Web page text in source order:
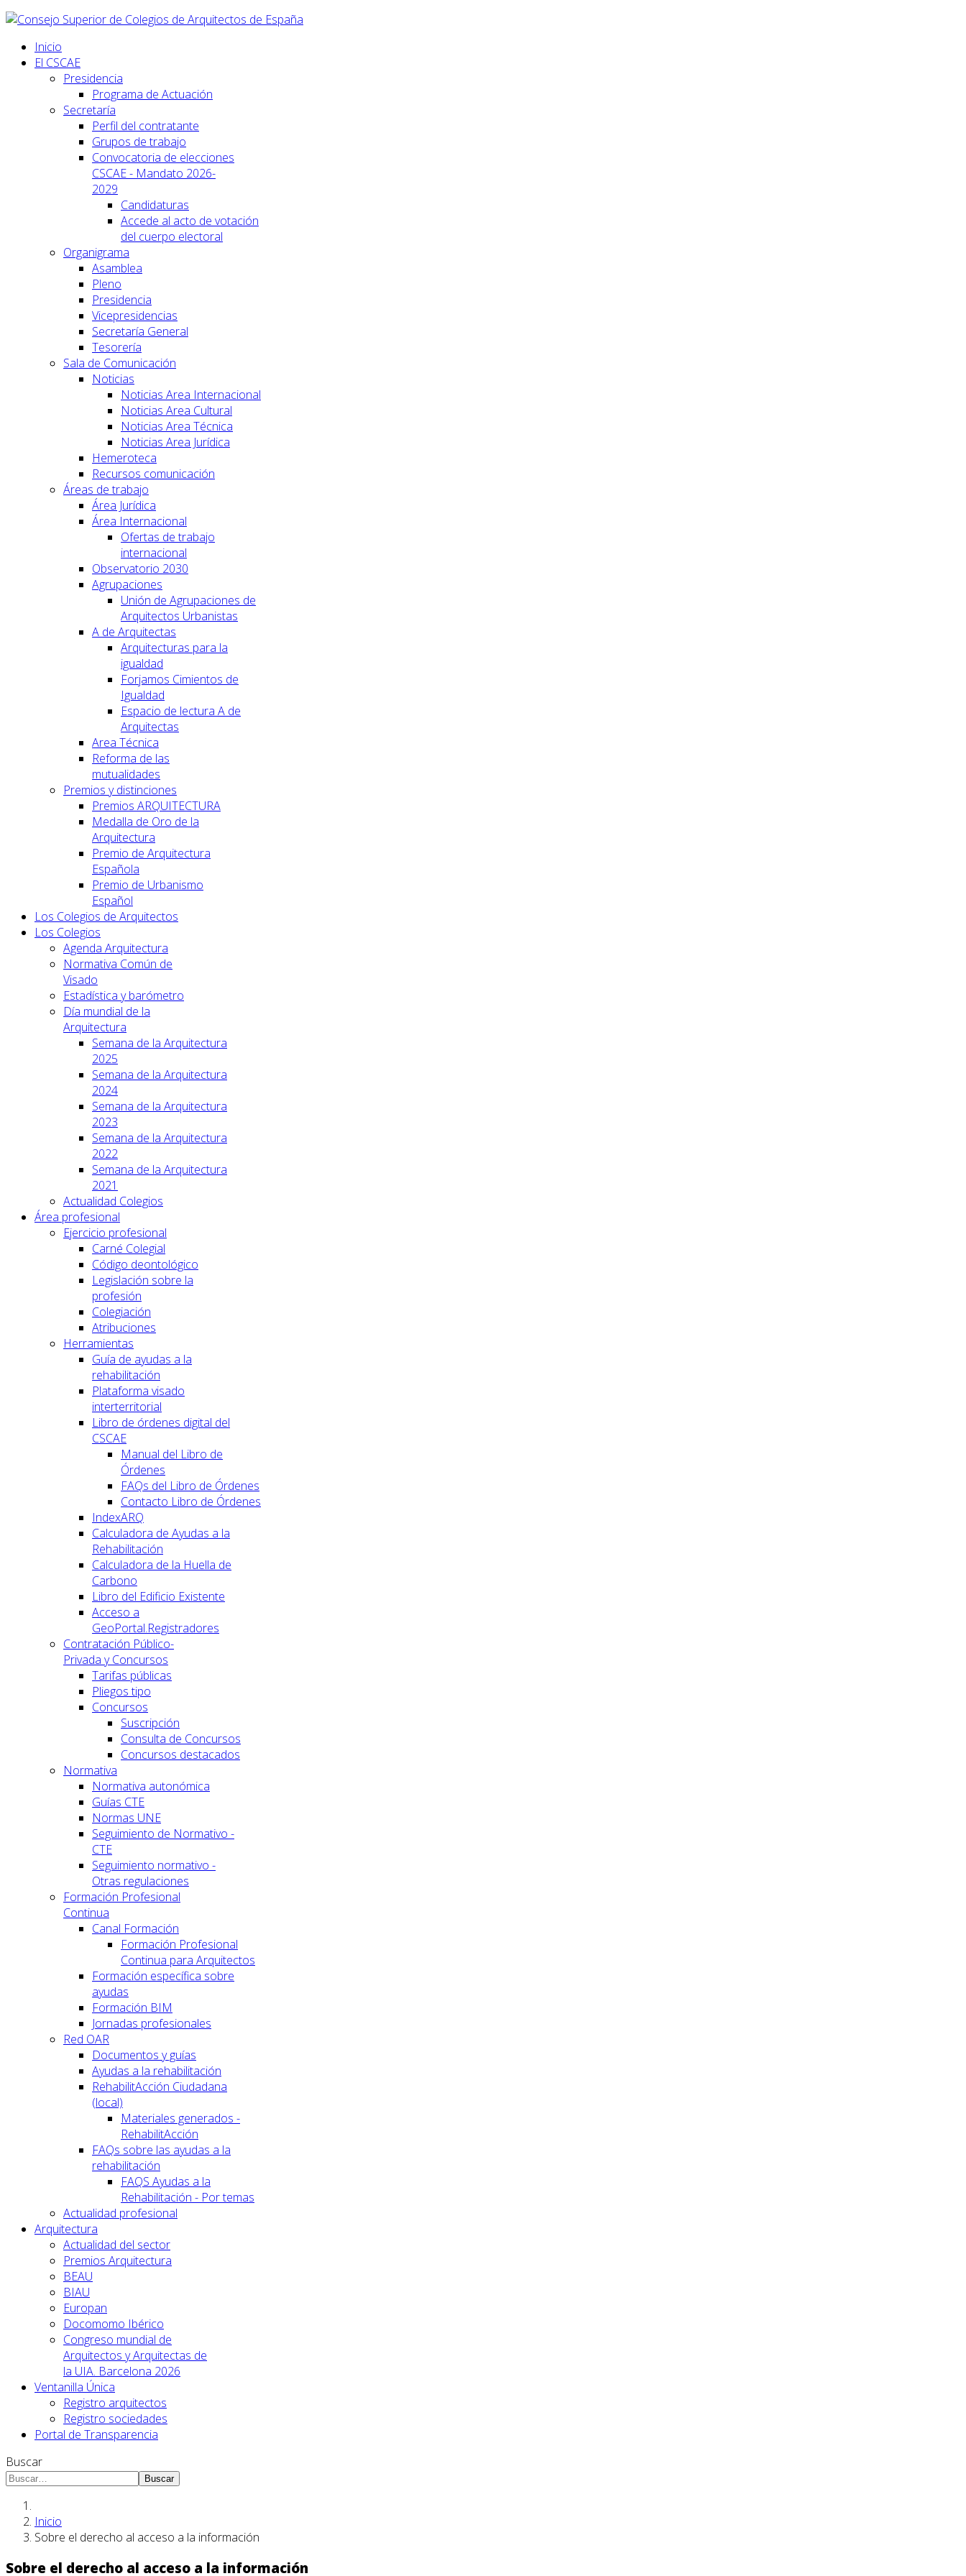
Inicio
El CSCAE
Presidencia
Programa de Actuación
Secretaría
Perfil del contratante
Grupos de trabajo
Convocatoria de elecciones
CSCAE - Mandato 2026-
2029
Candidaturas
Accede al acto de votación
del cuerpo electoral
Organigrama
Asamblea
Pleno
Presidencia
Vicepresidencias
Secretaría General
Tesorería
Sala de Comunicación
Noticias
Noticias Area Internacional
Noticias Area Cultural
Noticias Area Técnica
Noticias Area Jurídica
Hemeroteca
Recursos comunicación
Áreas de trabajo
Área Jurídica
Área Internacional
Ofertas de trabajo
internacional
Observatorio 2030
Agrupaciones
Unión de Agrupaciones de
Arquitectos Urbanistas
A de Arquitectas
Arquitecturas para la
igualdad
Forjamos Cimientos de
Igualdad
Espacio de lectura A de
Arquitectas
Area Técnica
Reforma de las
mutualidades
Premios y distinciones
Premios ARQUITECTURA
Medalla de Oro de la
Arquitectura
Premio de Arquitectura
Española
Premio de Urbanismo
Español
Los Colegios de Arquitectos
Los Colegios
Agenda Arquitectura
Normativa Común de
Visado
Estadística y barómetro
Día mundial de la
Arquitectura
Semana de la Arquitectura
2025
Semana de la Arquitectura
2024
Semana de la Arquitectura
2023
Semana de la Arquitectura
2022
Semana de la Arquitectura
2021
Actualidad Colegios
Área profesional
Ejercicio profesional
Carné Colegial
Código deontológico
Legislación sobre la
profesión
Colegiación
Atribuciones
Herramientas
Guía de ayudas a la
rehabilitación
Plataforma visado
interterritorial
Libro de órdenes digital del
CSCAE
Manual del Libro de
Órdenes
FAQs del Libro de Órdenes
Contacto Libro de Órdenes
IndexARQ
Calculadora de Ayudas a la
Rehabilitación
Calculadora de la Huella de
Carbono
Libro del Edificio Existente
Acceso a
GeoPortal.Registradores
Contratación Público-
Privada y Concursos
Tarifas públicas
Pliegos tipo
Concursos
Suscripción
Consulta de Concursos
Concursos destacados
Normativa
Normativa autonómica
Guías CTE
Normas UNE
Seguimiento de Normativo -
CTE
Seguimiento normativo -
Otras regulaciones
Formación Profesional
Continua
Canal Formación
Formación Profesional
Continua para Arquitectos
Formación específica sobre
ayudas
Formación BIM
Jornadas profesionales
Red OAR
Documentos y guías
Ayudas a la rehabilitación
RehabilitAcción Ciudadana
(local)
Materiales generados -
RehabilitAcción
FAQs sobre las ayudas a la
rehabilitación
FAQS Ayudas a la
Rehabilitación - Por temas
Actualidad profesional
Arquitectura
Actualidad del sector
Premios Arquitectura
BEAU
BIAU
Europan
Docomomo Ibérico
Congreso mundial de
Arquitectos y Arquitectas de
la UIA. Barcelona 2026
Ventanilla Única
Registro arquitectos
Registro sociedades
Portal de Transparencia
Buscar
Buscar
Inicio
Sobre el derecho al acceso a la información
Sobre el derecho al acceso a la información